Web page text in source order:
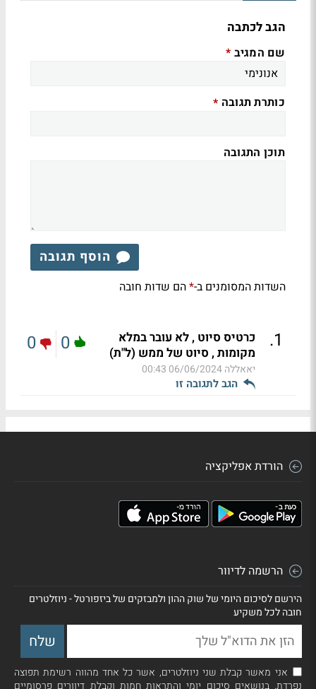
הגב לכתבה
שם המגיב *
כותרת תגובה *
תוכן התגובה
הוסף תגובה
השדות המסומנים ב-*הם שדות חובה
1
.
כרטיס סיוט , לא עובר במלא
מקומות , סיוט של ממש (ל"ת)
יאאללה06/06/2024 00:43
הגב לתגובה זו
0
0
הורדת אפליקציה
הרשמה לדיוור
הירשם לסיכום היומי של שוק ההון ולמבזקים של ביזפורטל - ניוזלטרים
חובה לכל משקיע
אני מאשר קבלת שני ניוזלטרים, אשר כל אחד מהווה רשימת תפוצה
נפרדת, בנושאים סיכום יומי והתראות חמות וקבלת דיוורים פרסומיים